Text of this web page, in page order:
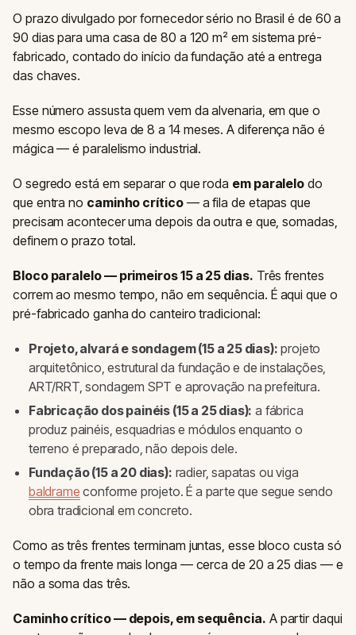
O prazo divulgado por fornecedor sério no Brasil é de 60 a
90 dias para uma casa de 80 a 120 m² em sistema pré-
fabricado, contado do início da fundação até a entrega
das chaves.
Esse número assusta quem vem da alvenaria, em que o
mesmo escopo leva de 8 a 14 meses. A diferença não é
mágica — é paralelismo industrial.
O segredo está em separar o que roda em paralelo do
que entra no caminho crítico— a fila de etapas que
precisam acontecer uma depois da outra e que, somadas,
definem o prazo total.
Bloco paralelo — primeiros 15 a 25 dias. Três frentes
correm ao mesmo tempo, não em sequência. É aqui que o
pré-fabricado ganha do canteiro tradicional:
Projeto, alvará e sondagem (15 a 25 dias): projeto
arquitetônico, estrutural da fundação e de instalações,
ART/RRT, sondagem SPT e aprovação na prefeitura.
Fabricação dos painéis (15 a 25 dias): a fábrica
produz painéis, esquadrias e módulos enquanto o
terreno é preparado, não depois dele.
Fundação (15 a 20 dias): radier, sapatas ou viga
baldrame conforme projeto. É a parte que segue sendo
obra tradicional em concreto.
Como as três frentes terminam juntas, esse bloco custa só
o tempo da frente mais longa — cerca de 20 a 25 dias — e
não a soma das três.
Caminho crítico — depois, em sequência. A partir daqui